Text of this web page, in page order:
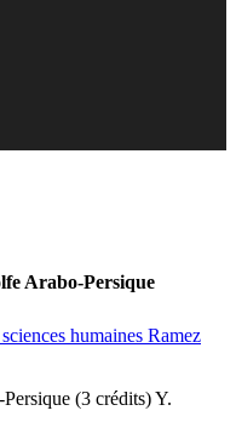
Arabo-Persique
humaines Ramez
(3 crédits) Y.